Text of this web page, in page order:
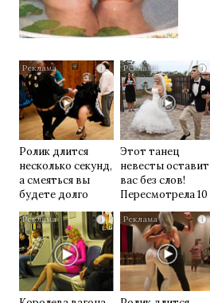
i
Ролик длится
несколько секунд,
а смеяться вы
будете долго
i
Этот танец
невесты оставит
вас без слов!
Пересмотрела 10
раз
i i